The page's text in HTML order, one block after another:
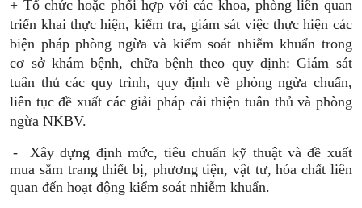
+ Tổ chức hoặc phối hợp với các khoa, phòng liên quan
triển khai thực hiện, kiểm tra, giám sát việc thực hiện các
biện pháp phòng ngừa và kiểm soát nhiễm khuẩn trong
cơ sở khám bệnh, chữa bệnh theo quy định: Giám sát
tuân thủ các quy trình, quy định về phòng ngừa chuẩn,
liên tục đề xuất các giải pháp cải thiện tuân thủ và phòng
ngừa NKBV.
Xây dựng định mức, tiêu chuẩn kỹ thuật và đề xuất
mua sắm trang thiết bị, phương tiện, vật tư, hóa chất liên
quan đến hoạt động kiểm soát nhiễm khuẩn.